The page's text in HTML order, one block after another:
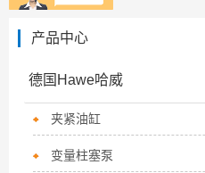
产品中心
德国Hawe哈威
夹紧油缸
变量柱塞泵